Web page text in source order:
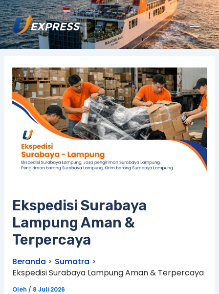
Lewati
ke
konten
Ekspedisi Surabaya
Lampung Aman &
Terpercaya
Beranda
Sumatra
Ekspedisi Surabaya Lampung Aman & Terpercaya
Oleh / 8 Juli 2026